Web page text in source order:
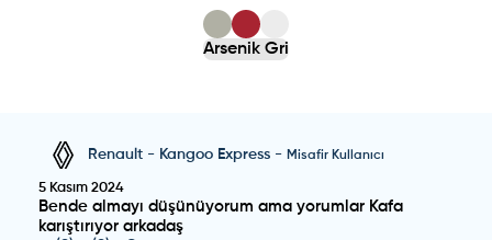
Arsenik Gri
Renault - Kangoo Express - Misafir Kullanıcı
5 Kasım 2024
Bende almayı düşünüyorum ama yorumlar Kafa
karıştırıyor arkadaş